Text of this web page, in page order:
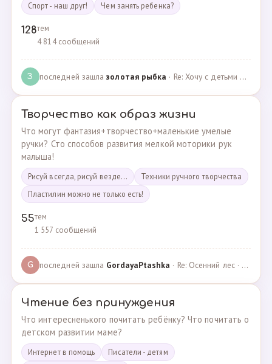
Спорт - наш друг!
Чем занять ребенка?
128тем
4 814 сообщений
З последней зашлазолотая рыбка · Re: Хочу с детьми поехать на следующей неделе в Сан… · 19.05.2024
Творчество как образ жизни
Что могут фантазия+творчество+маленькие умелые
ручки? Сто способов развития мелкой моторики рук
малыша!
Рисуй всегда, рисуй везде...
Техники ручного творчества
Пластилин можно не только есть!
55тем
1 557 сообщений
G последней зашла GordayaPtashka · Re: Осенний лес · 05.05.2022
Чтение без принуждения
Что интересненького почитать ребёнку? Что почитать о
детском развитии маме?
Интернет в помощь
Писатели - детям